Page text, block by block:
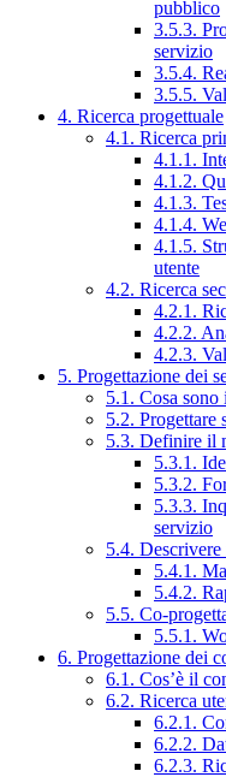
pubblico
3.5.3.
servizio
3.5.4.
3.5.5.
4. Ricerca progettuale
4.1. Ricerca
4.1.1.
4.1.2.
4.1.3.
4.1.4.
4.1.5.
utente
4.2. Ricerca
4.2.1.
4.2.2.
4.2.3.
5. Progettazione dei
5.1. Cosa
5.2.
5.3. Definire il
5.3.1.
5.3.2.
5.3.3.
servizio
5.4.
5.4.1.
5.4.2.
5.5. Co-
5.5.1.
6. Progettazione dei
6.1. Cos’è il
6.2. Ricerca
6.2.1.
6.2.2.
6.2.3.